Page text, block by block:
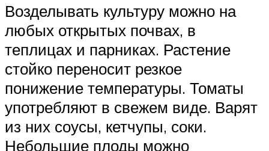
Возделывать культуру можно на
любых открытых почвах, в
теплицах и парниках. Растение
стойко переносит резкое
понижение температуры. Томаты
употребляют в свежем виде. Варят
из них соусы, кетчупы, соки.
Небольшие плоды можно